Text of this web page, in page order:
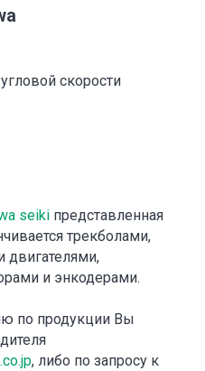
скорости
seiki представленная
трекболами,
двигателями,
и энкодерами.
по продукции Вы
, либо по запросу к